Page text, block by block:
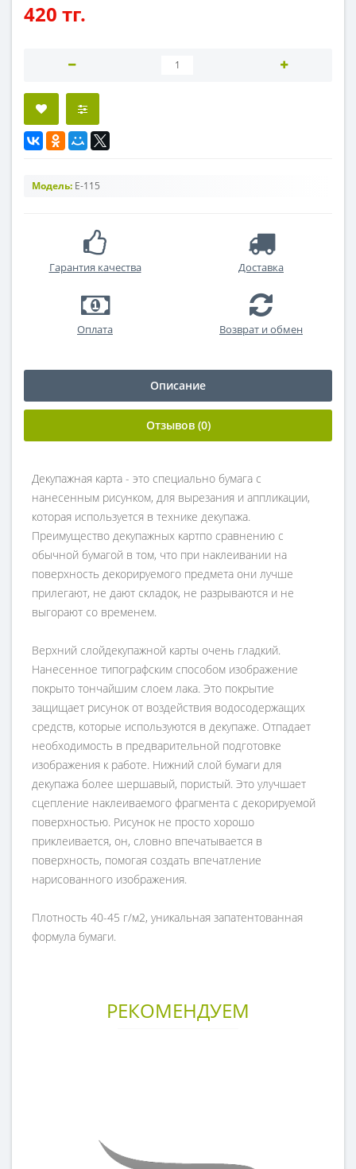
420 тг.
Модель: E-115
Гарантия качества Доставка
Оплата Возврат и обмен
Описание
Отзывов (0)
Декупажная карта - это специально бумага с
нанесенным рисунком, для вырезания и аппликации,
которая используется в технике декупажа.
Преимущество декупажных картпо сравнению с
обычной бумагой в том, что при наклеивании на
поверхность декорируемого предмета они лучше
прилегают, не дают складок, не разрываются и не
выгорают со временем.
Верхний слойдекупажной карты очень гладкий.
Нанесенное типографским способом изображение
покрыто тончайшим слоем лака. Это покрытие
защищает рисунок от воздействия водосодержащих
средств, которые используются в декупаже. Отпадает
необходимость в предварительной подготовке
изображения к работе. Нижний слой бумаги для
декупажа более шершавый, пористый. Это улучшает
сцепление наклеиваемого фрагмента с декорируемой
поверхностью. Рисунок не просто хорошо
приклеивается, он, словно впечатывается в
поверхность, помогая создать впечатление
нарисованного изображения.
Плотность 40-45 г/м2, уникальная запатентованная
формула бумаги.
РЕКОМЕНДУЕМ